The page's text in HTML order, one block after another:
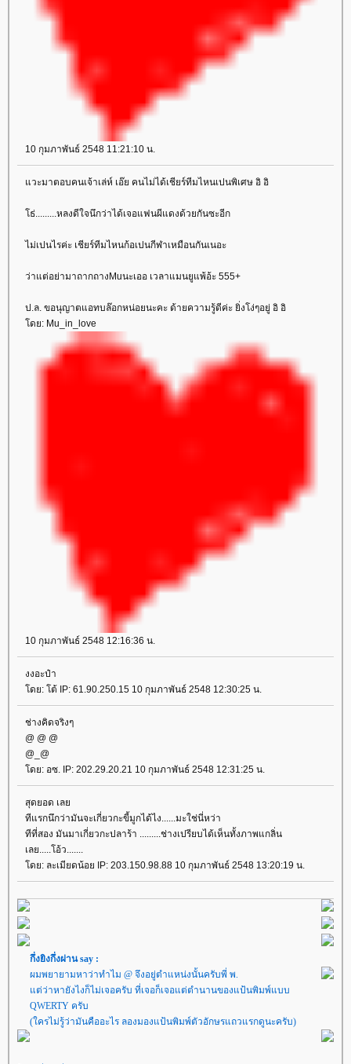
10 กุมภาพันธ์ 2548 11:21:10 น.
วะมาตอบคนเจ้าเล่ห์ เอ๊ย คนไม่ได้เชียร์ทีมไหนเปนพิเศษ อิ อิ
ธ่.........หลงดีใจนึกว่าได้เจอแฟนผีแดงด้วยกันซะอีก
ไม่เปนไรค่ะ เชียร์ทีมไหนก้อเปนกีฬาเหมือนกันเนอะ
ว่าแต่อย่ามาถากถางMuนะเออ เวลาแมนยูแพ้อ้ะ 555+
ป.ล. ขอนุญาตแอทบล๊อกหน่อยนะคะ ด้ายความรู้ดีค่ะ ยิ่งโง่ๆอยู่ อิ อิ
ดย: Mu_in_love
10 กุมภาพันธ์ 2548 12:16:36 น.
งงอะป๋า
ดย: โต้ IP: 61.90.250.15 10 กุมภาพันธ์ 2548 12:30:25 น.
ช่างคิดจริงๆ
@ @ @
@_@
ดย: อซ. IP: 202.29.20.21 10 กุมภาพันธ์ 2548 12:31:25 น.
สุดยอด เล
ทีแรกนึกว่ามันจะเกี่ยวกะขี้มูกได้ไง......มะใช่นี่หว่า
ทีที่สอง มันมาเกี่ยวกะปลาร้า .........ช่างเปรียบได้เห็นทั้งภาพแกลิ่น
เลย.....โอ้ว.......
ดย: ละเมียดน้อย IP: 203.150.98.88 10 กุมภาพันธ์ 2548 13:20:19 น.
กึ่งยิงกึ่งผ่าน say :
ผมพยายามหาว่าทำไม @ จึงอยู่ตำแหน่งนั้นครับพี่ พ.
ต่ว่าหายังไงก็ไม่เจอครับ ที่เจอก็เจอแต่ตำนานของแป้นพิมพ์แบบ
QWERTY ครับ
(ใครไม่รู้ว่ามันคืออะไร ลองมองแป้นพิมพ์ตัวอักษรแถวแรกดูนะครับ)